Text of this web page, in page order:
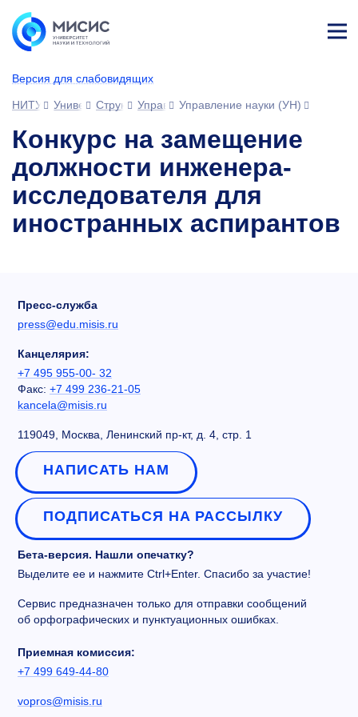
Версия для слабовидящих
ине
НИТУ МИСИСУниверситетСтруктура университета
УправленияУправление науки (УН)
Конкурс на замещение
должности инженера-
исследователя для
иностранных аспирантов
Пресс-служба
press@edu.misis.ru
Канцелярия:
+7 495 955-00- 32
Факс: +7 499 236-21-05
kancela@misis.ru
119049, Москва, Ленинский пр-кт, д. 4, стр. 1
НАПИСАТЬ НАМ
ПОДПИСАТЬСЯ НА РАССЫЛКУ
Бета-версия. Нашли опечатку?
Выделите ее и нажмите Ctrl+Enter. Спасибо за участие!
Сервис предназначен только для отправки сообщений
об орфографических и пунктуационных ошибках.
Приемная комиссия:
+7 499 649-44-80
vopros@misis.ru